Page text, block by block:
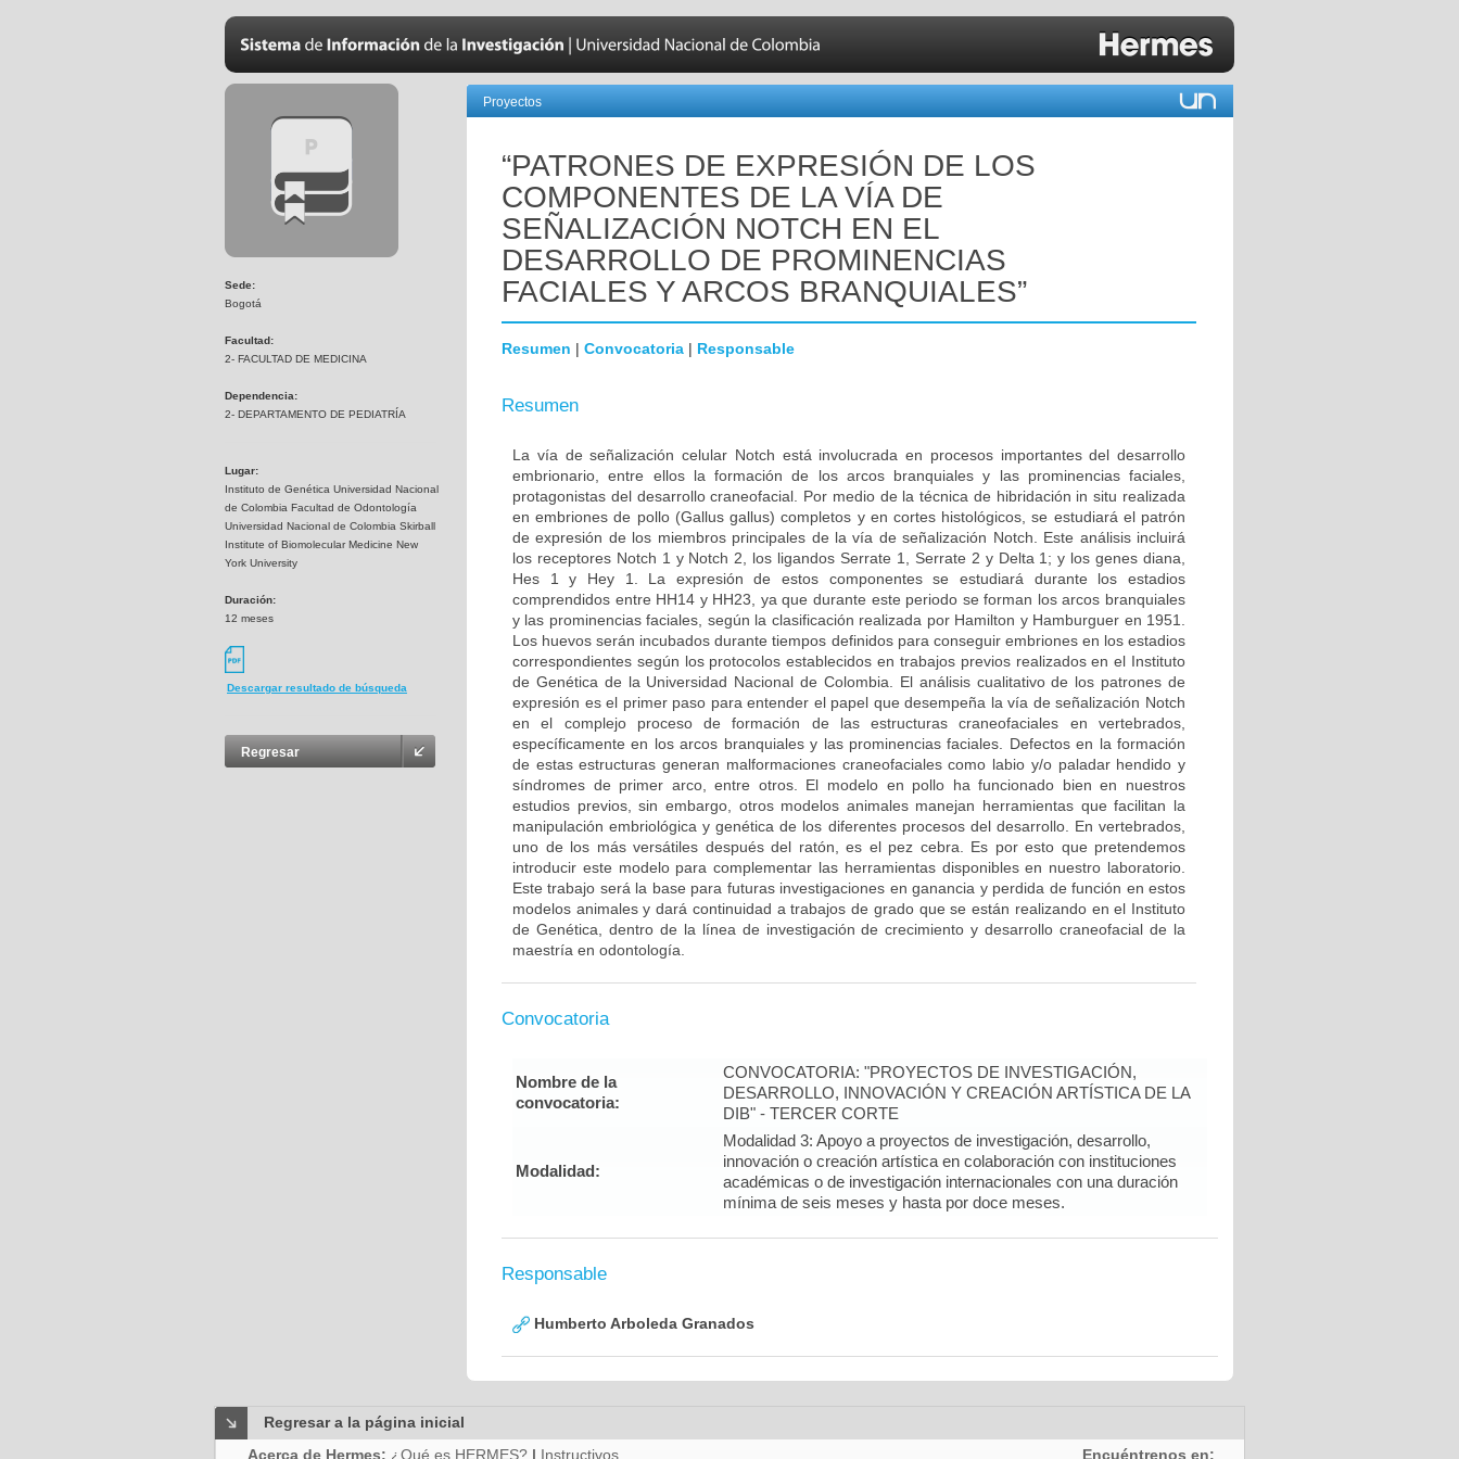
Sede:
Bogotá
Facultad:
2- FACULTAD DE MEDICINA
Dependencia:
2- DEPARTAMENTO DE PEDIATRÍA
Lugar:
Instituto de Genética Universidad Nacional
de Colombia Facultad de Odontología
Universidad Nacional de Colombia Skirball
Institute of Biomolecular Medicine New
York University
Duración:
12 meses
Descargar resultado de búsqueda
Regresar
Proyectos
“PATRONES DE EXPRESIÓN DE LOS
COMPONENTES DE LA VÍA DE
SEÑALIZACIÓN NOTCH EN EL
DESARROLLO DE PROMINENCIAS
FACIALES Y ARCOS BRANQUIALES”
Resumen | Convocatoria | Responsable
Resumen
La vía de señalización celular Notch está involucrada en procesos importantes del desarrollo
embrionario, entre ellos la formación de los arcos branquiales y las prominencias faciales,
protagonistas del desarrollo craneofacial. Por medio de la técnica de hibridación in situ realizada
en embriones de pollo (Gallus gallus) completos y en cortes histológicos, se estudiará el patrón
de expresión de los miembros principales de la vía de señalización Notch. Este análisis incluirá
los receptores Notch 1 y Notch 2, los ligandos Serrate 1, Serrate 2 y Delta 1; y los genes diana,
Hes 1 y Hey 1. La expresión de estos componentes se estudiará durante los estadios
comprendidos entre HH14 y HH23, ya que durante este periodo se forman los arcos branquiales
y las prominencias faciales, según la clasificación realizada por Hamilton y Hamburguer en 1951.
Los huevos serán incubados durante tiempos definidos para conseguir embriones en los estadios
correspondientes según los protocolos establecidos en trabajos previos realizados en el Instituto
de Genética de la Universidad Nacional de Colombia. El análisis cualitativo de los patrones de
expresión es el primer paso para entender el papel que desempeña la vía de señalización Notch
en el complejo proceso de formación de las estructuras craneofaciales en vertebrados,
específicamente en los arcos branquiales y las prominencias faciales. Defectos en la formación
de estas estructuras generan malformaciones craneofaciales como labio y/o paladar hendido y
síndromes de primer arco, entre otros. El modelo en pollo ha funcionado bien en nuestros
estudios previos, sin embargo, otros modelos animales manejan herramientas que facilitan la
manipulación embriológica y genética de los diferentes procesos del desarrollo. En vertebrados,
uno de los más versátiles después del ratón, es el pez cebra. Es por esto que pretendemos
introducir este modelo para complementar las herramientas disponibles en nuestro laboratorio.
Este trabajo será la base para futuras investigaciones en ganancia y perdida de función en estos
modelos animales y dará continuidad a trabajos de grado que se están realizando en el Instituto
de Genética, dentro de la línea de investigación de crecimiento y desarrollo craneofacial de la
maestría en odontología.
Convocatoria
Nombre de la
convocatoria:
CONVOCATORIA: "PROYECTOS DE INVESTIGACIÓN,
DESARROLLO, INNOVACIÓN Y CREACIÓN ARTÍSTICA DE LA
DIB" - TERCER CORTE
Modalidad:
Modalidad 3: Apoyo a proyectos de investigación, desarrollo,
innovación o creación artística en colaboración con instituciones
académicas o de investigación internacionales con una duración
mínima de seis meses y hasta por doce meses.
Responsable
Humberto Arboleda Granados
Regresar a la página inicial
Acerca de Hermes: ¿Qué es HERMES? | Instructivos Encuéntrenos en: